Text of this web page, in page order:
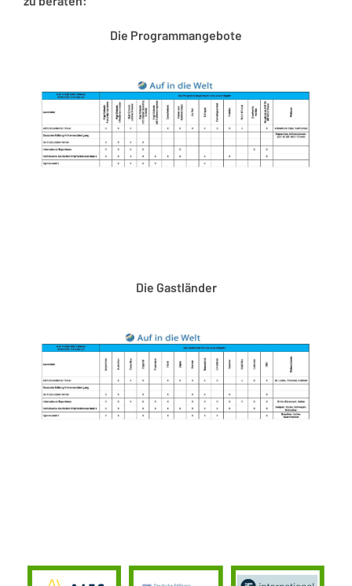
Die Programmangebote
Die Gastländer